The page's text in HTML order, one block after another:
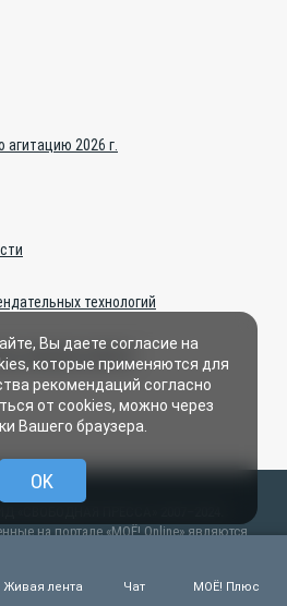
2026 г.
технологий
сайтов)
на портале «МОЁ! Online» являются
автора. Иное использование
Живая лента Чат МОЁ! Плюс
Вы даете согласие на
которые применяются для
рекомендаций согласно
от cookies, можно через
Вашего браузера.
OK